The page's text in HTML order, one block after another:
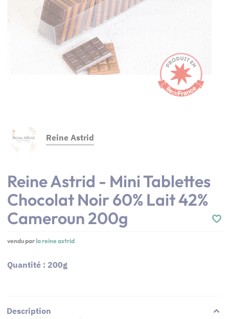
Reine Astrid
Reine Astrid - Mini Tablettes
Chocolat Noir 60% Lait 42%
Cameroun 200g
vendu parla reine astrid
Quantité : 200g
Description